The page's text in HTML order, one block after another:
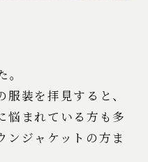
装を拝見すると、
悩まれている方も多
ンジャケットの方ま